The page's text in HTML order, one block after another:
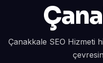
Çanakkale SEO Hizmeti